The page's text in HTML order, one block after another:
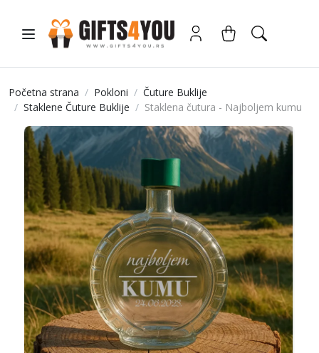
Početna strana Pokloni
Čuture Buklije
Staklene Čuture Buklije
Staklena čutura - Najboljem kumu